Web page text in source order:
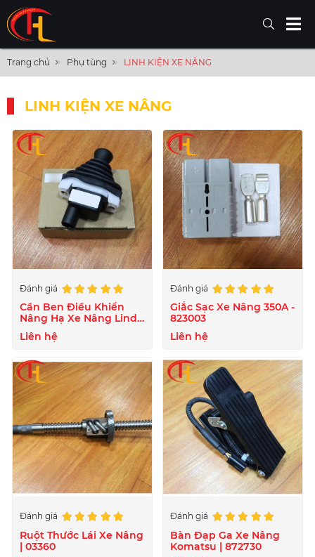
Trang chủ Phụ tùng LINH KIỆN XE NÂNG
LINH KIỆN XE NÂNG
Đánh giá
Cần Ben Điều Khiển
Nâng Hạ Xe Nâng Linde
- 807722
Liên hệ
Đánh giá
Giắc Sạc Xe Nâng 350A -
823003
Liên hệ
Đánh giá
Ruột Thước Lái Xe Nâng
| 03360
Đánh giá
Bàn Đạp Ga Xe Nâng
Komatsu | 872730